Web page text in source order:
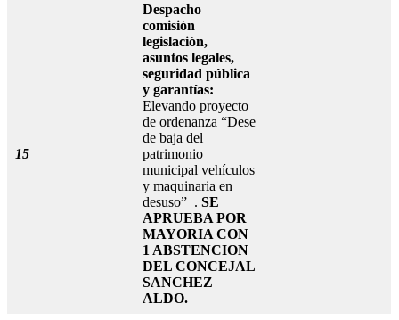
15
Despacho
comisión
legislación,
asuntos legales,
seguridad pública
y garantías:
Elevando proyecto
de ordenanza “Dese
de baja del
patrimonio
municipal vehículos
y maquinaria en
desuso” . SE
APRUEBA POR
MAYORIA CON
1 ABSTENCION
DEL CONCEJAL
SANCHEZ
ALDO.